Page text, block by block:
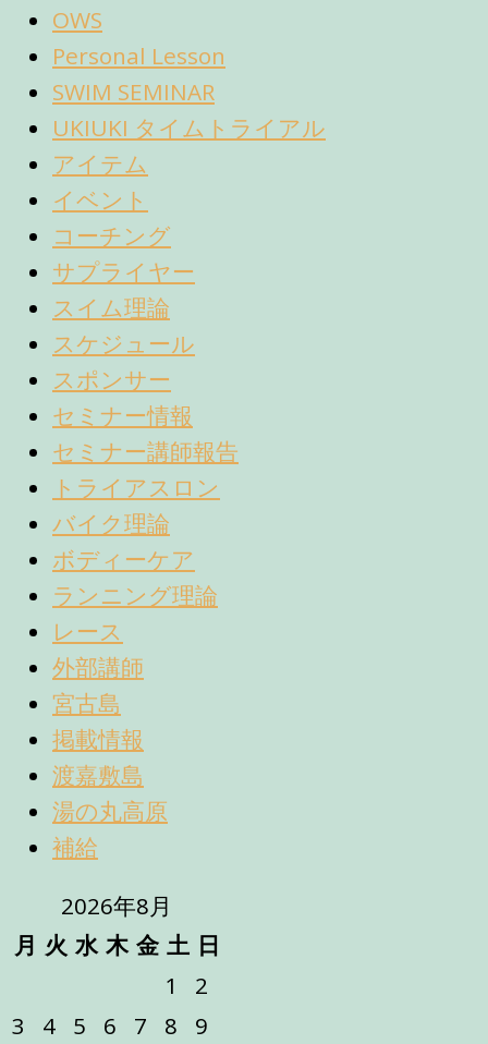
OWS
Personal Lesson
SWIM SEMINAR
UKIUKI タイムトライアル
アイテム
イベント
コーチング
サプライヤー
スイム理論
スケジュール
スポンサー
セミナー情報
セミナー講師報告
トライアスロン
バイク理論
ボディーケア
ランニング理論
レース
外部講師
宮古島
掲載情報
渡嘉敷島
湯の丸高原
補給
2026年8月
月 火 水 木 金 土 日
1
2
3
4 5 6 7 8
9